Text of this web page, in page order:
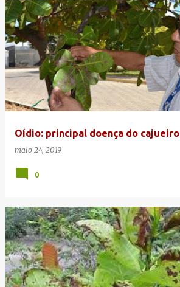
Oídio: principal doença do cajueiro
maio 24, 2019
0